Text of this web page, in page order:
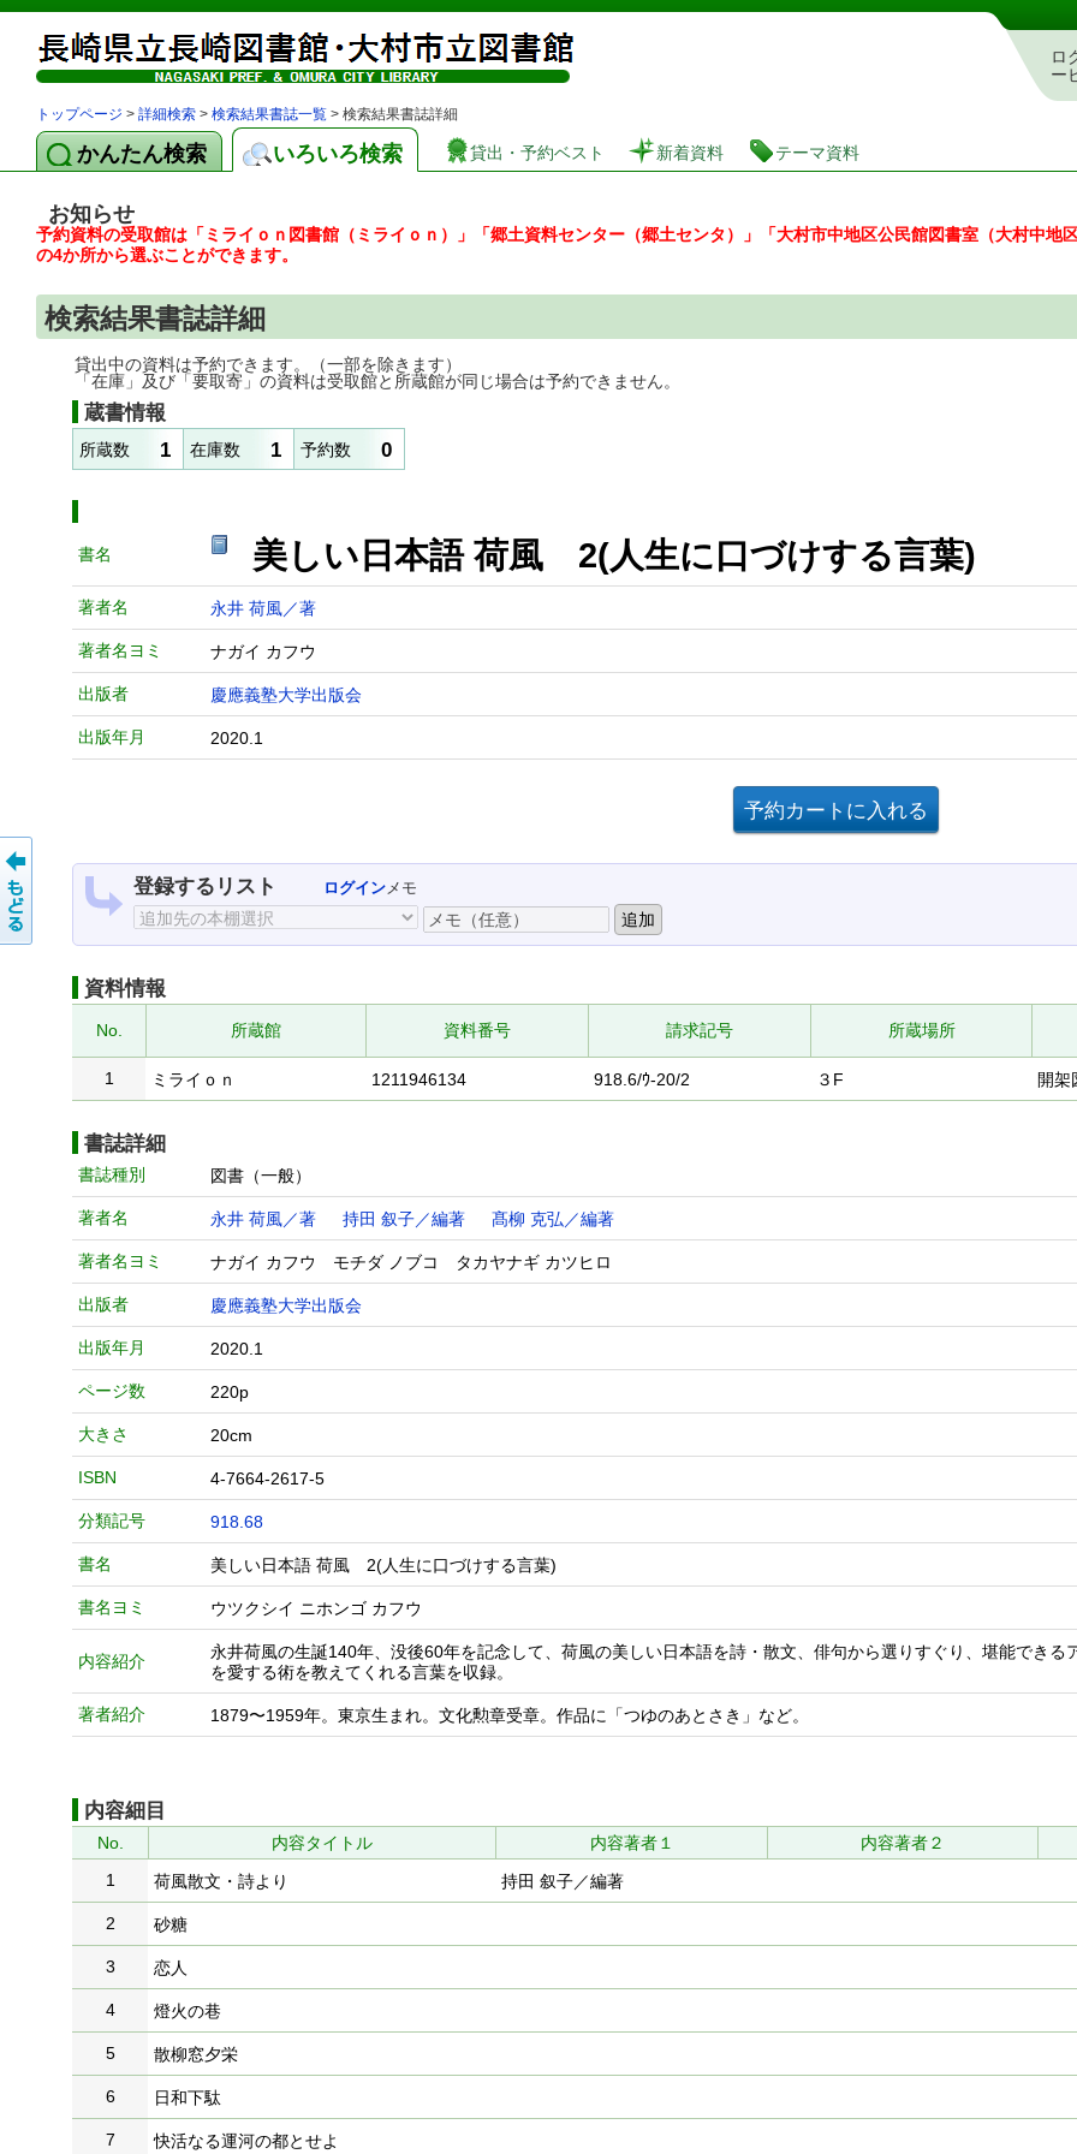
図書館 蔵書検索・予約システム
ロ
ー
トップページ > 詳細検索 > 検索結果書誌一覧 > 検索結果書誌詳細
かんたん検索 いろいろ検索 貸出・予約ベスト 新着資料 テーマ資料
お知らせ
予約資料の受取館は「ミライｏｎ図書館（ミライｏｎ）」「郷土資料センター（郷土センタ）」「大村市中地区公民館図書室（大村中地
の4か所から選ぶことができます。
検索結果書誌詳細
貸出中の資料は予約できます。（一部を除きます）
「在庫」及び「要取寄」の資料は受取館と所蔵館が同じ場合は予約できません。
蔵書情報
所蔵数 1 在庫数 1 予約数 0
書名 美しい日本語 荷風 2(人生に口づけする言葉)
著者名 永井 荷風／著
著者名ヨミ ナガイ カフウ
出版者 慶應義塾大学出版会
出版年月 2020.1
登録するリスト ログインメモ
資料情報
No. 所蔵館 資料番号 請求記号 所蔵場所
1
ミライｏｎ 1211946134 918.6/ｳ-20/2 ３F 開架
書誌詳細
書誌種別 図書（一般）
著者名 永井 荷風／著 持田 叙子／編著 髙柳 克弘／編著
著者名ヨミ ナガイ カフウ モチダ ノブコ タカヤナギ カツヒロ
出版者 慶應義塾大学出版会
出版年月 2020.1
ページ数 220p
大きさ 20cm
ISBN 4-7664-2617-5
分類記号 918.68
書名 美しい日本語 荷風 2(人生に口づけする言葉)
書名ヨミ ウツクシイ ニホンゴ カフウ
内容紹介
永井荷風の生誕140年、没後60年を記念して、荷風の美しい日本語を詩・散文、俳句から選りすぐり、堪能でき
を愛する術を教えてくれる言葉を収録。
著者紹介 1879〜1959年。東京生まれ。文化勲章受章。作品に「つゆのあとさき」など。
内容細目
No. 内容タイトル 内容著者１ 内容著者２
1
荷風散文・詩より 持田 叙子／編著
2 砂糖
3 恋人
4 燈火の巷
5 散柳窓夕栄
6 日和下駄
7 快活なる運河の都とせよ